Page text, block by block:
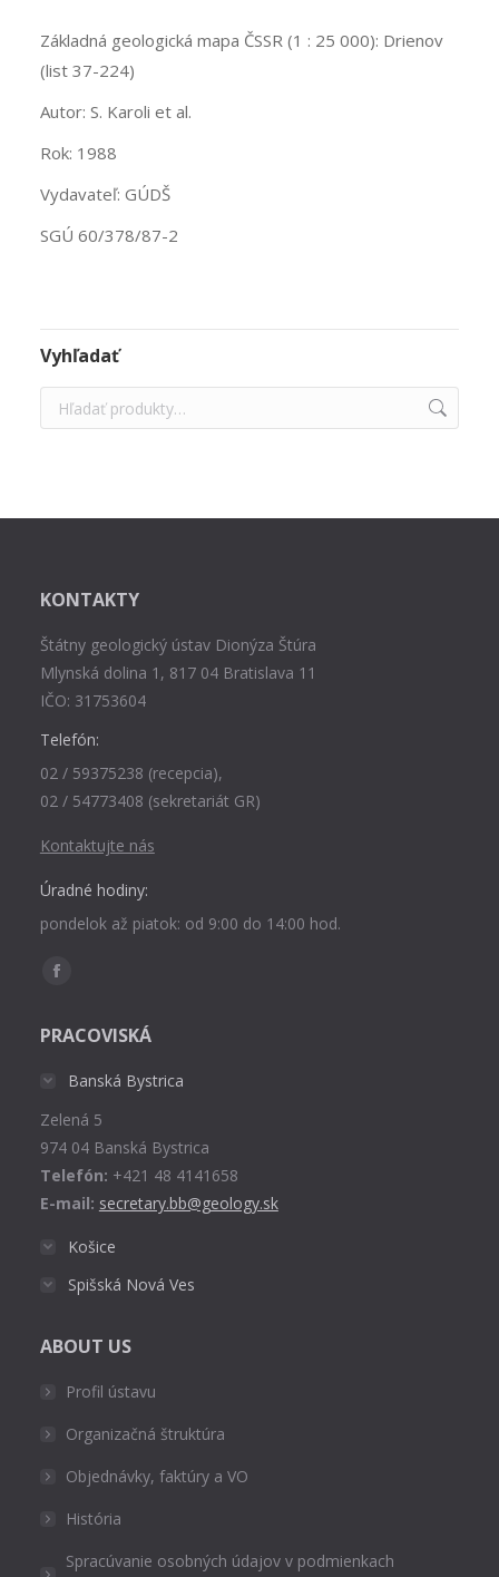
Základná geologická mapa ČSSR (1 : 25 000): Drienov
(list 37-224)
Autor: S. Karoli et al.
Rok: 1988
Vydavateľ: GÚDŠ
SGÚ 60/378/87-2
Vyhľadať
KONTAKTY
Štátny geologický ústav Dionýza Štúra
Mlynská dolina 1, 817 04 Bratislava 11
IČO: 31753604
Telefón:
02 / 59375238 (recepcia),
02 / 54773408 (sekretariát GR)
Kontaktujte nás
Úradné hodiny:
pondelok až piatok: od 9:00 do 14:00 hod.
Find us on:
Facebook
opens
window
PRACOVISKÁ
Banská Bystrica
Zelená 5
974 04 Banská Bystrica
Telefón: +421 48 4141658
E-mail: secretary.bb@geology.sk
Košice
Spišská Nová Ves
ABOUT US
Profil ústavu
Organizačná štruktúra
Objednávky, faktúry a VO
História
Spracúvanie osobných údajov v podmienkach